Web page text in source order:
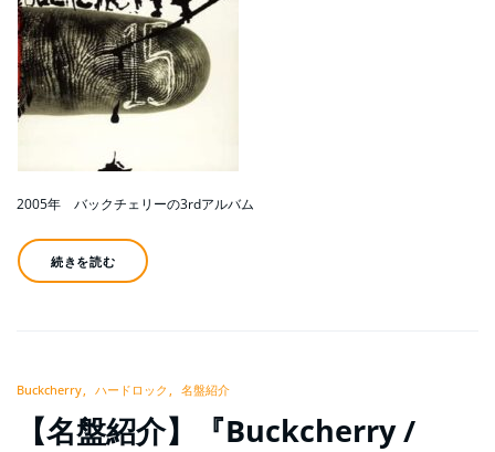
2005年 バックチェリーの3rdアルバム
続きを読む
Buckcherry ハードロック 名盤紹介
【名盤紹介】『Buckcherry /